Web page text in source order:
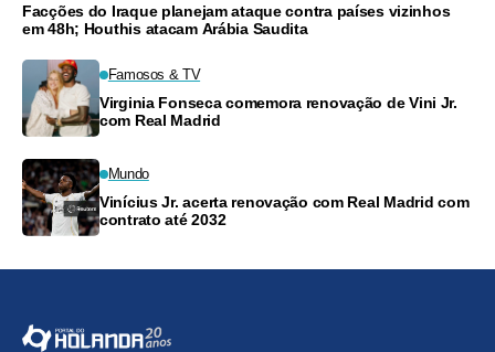
Facções do Iraque planejam ataque contra países vizinhos
em 48h; Houthis atacam Arábia Saudita
Famosos & TV
Virginia Fonseca comemora renovação de Vini Jr.
com Real Madrid
Mundo
Vinícius Jr. acerta renovação com Real Madrid com
contrato até 2032